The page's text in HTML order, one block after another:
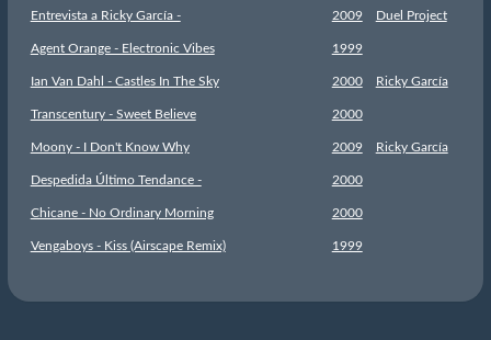
Entrevista a Ricky García - 2009 Duel Project
Agent Orange - Electronic Vibes 1999
Ian Van Dahl - Castles In The Sky 2000 Ricky García
Transcentury - Sweet Believe 2000
Moony - I Don't Know Why 2009 Ricky García
Despedida Último Tendance - 2000
Chicane - No Ordinary Morning 2000
Vengaboys - Kiss (Airscape Remix) 1999